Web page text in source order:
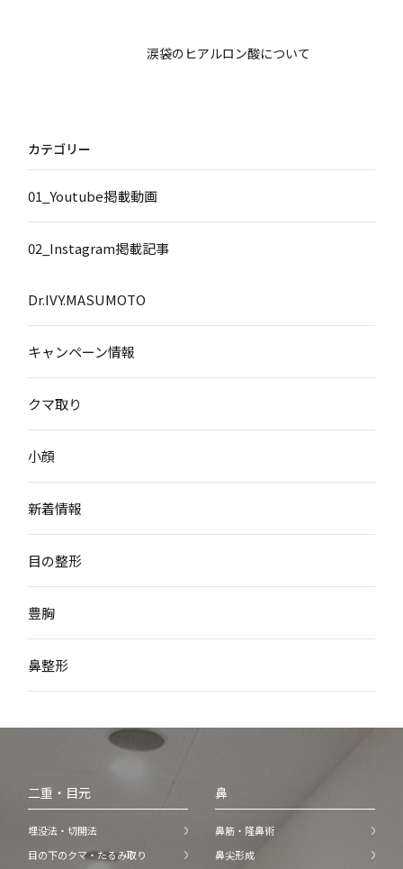
涙袋のヒアルロン酸について
カテゴリー
01_Youtube掲載動画
02_Instagram掲載記事
Dr.IVY.MASUMOTO
キャンペーン情報
クマ取り
小顔
新着情報
目の整形
豊胸
鼻整形
二重・目元
埋没法・切開法
目の下のクマ・たるみ取り
鼻
鼻筋・隆鼻術
鼻尖形成